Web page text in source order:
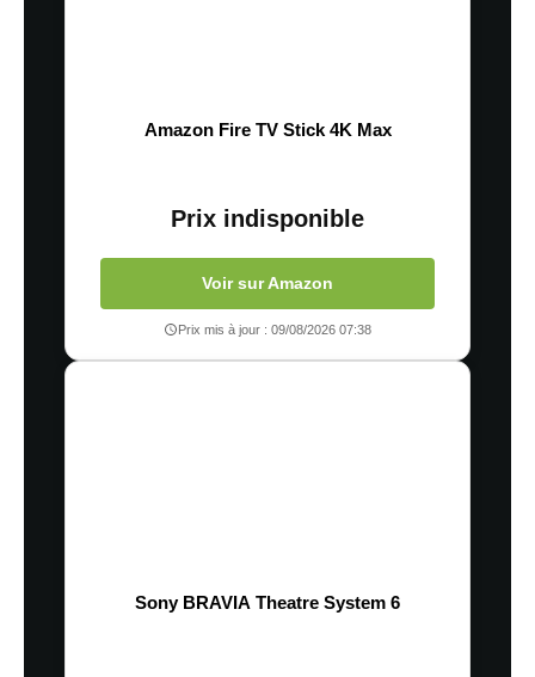
Amazon Fire TV Stick 4K Max
Prix indisponible
Voir sur Amazon
Prix mis à jour : 09/08/2026 07:38
Sony BRAVIA Theatre System 6